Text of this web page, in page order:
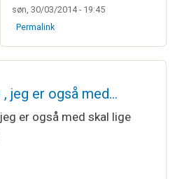
søn, 30/03/2014 - 19:45
Permalink
jeg er også med…
er også med skal lige